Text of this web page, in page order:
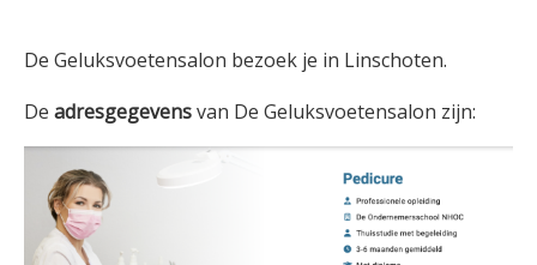
De Geluksvoetensalon bezoek je in Linschoten.
De adresgegevensvan De Geluksvoetensalon zijn: